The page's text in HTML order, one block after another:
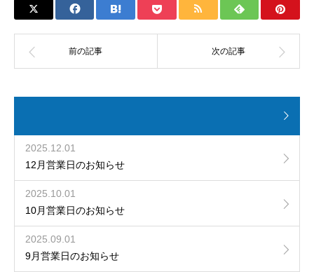
2025.12.01
12月営業日のお知らせ
2025.10.01
10月営業日のお知らせ
2025.09.01
9月営業日のお知らせ